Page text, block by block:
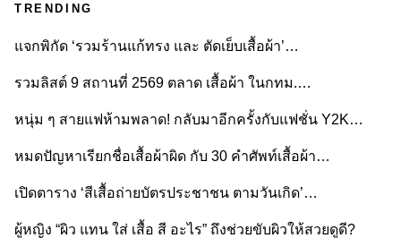
TRENDING
แจกพิกัด ‘รวมร้านแก้ทรง และ ตัดเย็บเสื้อผ้า’…
รวมลิสต์ 9 สถานที่ 2569 ตลาด เสื้อผ้า ในกทม.…
หนุ่ม ๆ สายแฟห้ามพลาด! กลับมาอีกครั้งกับแฟชั่น Y2K…
หมดปัญหาเรียกชื่อเสื้อผ้าผิด กับ 30 คำศัพท์เสื้อผ้า…
เปิดตาราง ‘สีเสื้อถ่ายบัตรประชาชน ตามวันเกิด’…
ผู้หญิง “ผิว แทน ใส่ เสื้อ สี อะไร” ถึงช่วยขับผิวให้สวยดูดี?